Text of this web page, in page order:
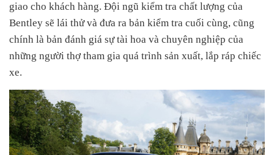
giao cho khách hàng. Đội ngũ kiểm tra chất lượng của
Bentley sẽ lái thử và đưa ra bản kiểm tra cuối cùng, cũng
chính là bản đánh giá sự tài hoa và chuyên nghiệp của
những người thợ tham gia quá trình sản xuất, lắp ráp chiếc
xe.